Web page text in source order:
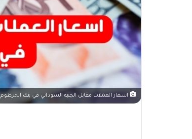
اسعار العملات مقابل الجنيه السوداني في بنك الخرطوم